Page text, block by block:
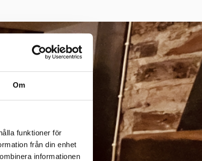
Om
funktioner för
från din enhet
informationen